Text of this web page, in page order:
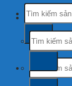
Tìm
kiếm:
kiếm:
Tìm
kiếm: